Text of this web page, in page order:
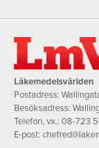
Läkemedelsvärlden
Postadress:
Besöksadress:
Telefon, vx.: 08-723
E-post: